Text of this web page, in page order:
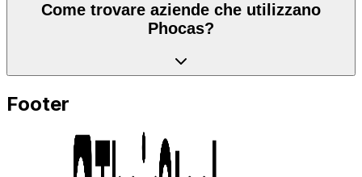
Come trovare aziende che utilizzano
Phocas?
Footer